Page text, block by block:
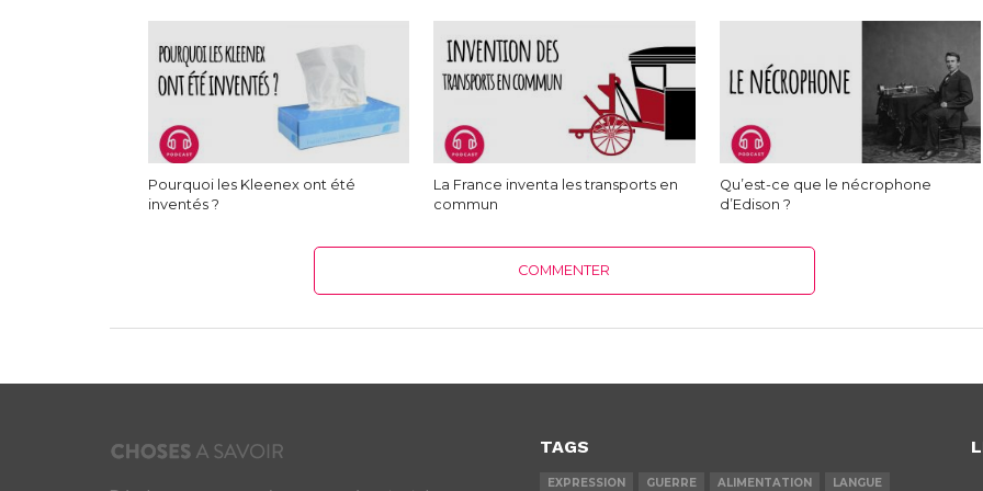
Pourquoi les Kleenex ont été
inventés ?
La France inventa les transports en
commun
Qu’est-ce que le nécrophone
d’Edison ?
COMMENTER
TAGS
EXPRESSION GUERRE ALIMENTATION LANGUE